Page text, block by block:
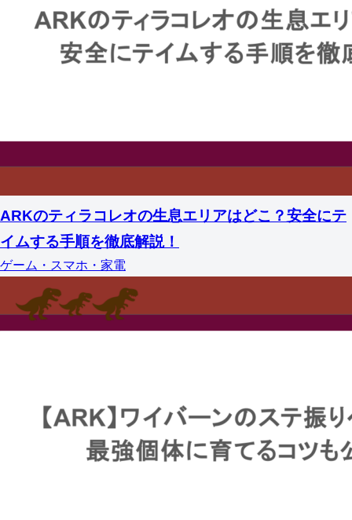
ARKのティラコレオの生息エリアはどこ？安全にテ
イムする手順を徹底解説！
ゲーム・スマホ・家電